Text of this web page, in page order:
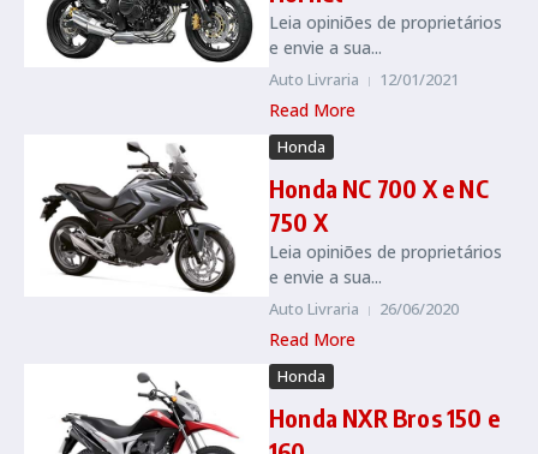
Leia opiniões de proprietários
e envie a sua...
Auto Livraria 12/01/2021
Read More
Honda
Honda NC 700 X e NC
750 X
Leia opiniões de proprietários
e envie a sua...
Auto Livraria 26/06/2020
Read More
Honda
Honda NXR Bros 150 e